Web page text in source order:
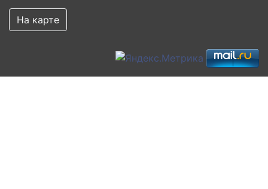
На карте